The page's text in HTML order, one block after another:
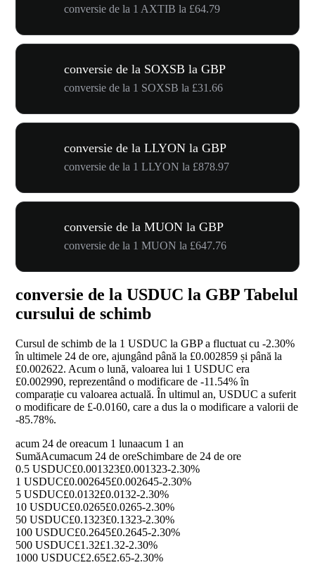
conversie de la 1 AXTIB la £64.79
conversie de la SOXSB la GBP
conversie de la 1 SOXSB la £31.66
conversie de la LLYON la GBP
conversie de la 1 LLYON la £878.97
conversie de la MUON la GBP
conversie de la 1 MUON la £647.76
conversie de la USDUC la GBP Tabelul
cursului de schimb
Cursul de schimb de la 1 USDUC la GBP a fluctuat cu -2.30%
în ultimele 24 de ore, ajungând până la £0.002859 și până la
£0.002622. Acum o lună, valoarea lui 1 USDUC era
£0.002990, reprezentând o modificare de -11.54%în
comparație cu valoarea actuală. În ultimul an, USDUC a suferit
o modificare de £-0.0160, care a dus la o modificare a valorii de
-85.78%.
acum 24 de oreacum 1 lunaacum 1 an
SumăAcumacum 24 de oreSchimbare de 24 de ore
0.5 USDUC£0.001323£0.001323-2.30%
1 USDUC£0.002645£0.002645-2.30%
5 USDUC£0.0132£0.0132-2.30%
10 USDUC£0.0265£0.0265-2.30%
50 USDUC£0.1323£0.1323-2.30%
100 USDUC£0.2645£0.2645-2.30%
500 USDUC£1.32£1.32-2.30%
1000 USDUC£2.65£2.65-2.30%